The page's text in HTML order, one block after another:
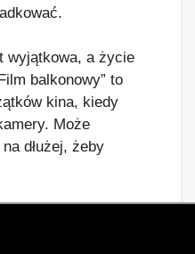
wyjątkowa, a życie
balkonowy” to
kina, kiedy
Może
dłużej, żeby